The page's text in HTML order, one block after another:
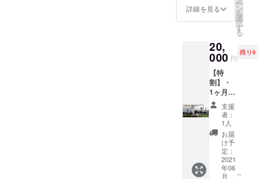
す。 ※
称は、
必ず支
済ペー
ジの
「備考
欄」に
記載し
てくだ
さい ※
広告へ
の表記
が不要
な場合
す。 ・
レセプ
ティー
へご招
待（6月
頃開催
予定）
※通常は
1ヶ月
¥20,000
です
が、特
別価格
でのご
提供で
す。
詳細を見る ー
ン
を
選
択
す
る
20,
000 円
残り9
【特
割】・
1ヶ月会
員権(6
月1日
(火)から
利用可
能)＋
「HAYA
-ASHI」
1ヶ月間
支援
者：
1人
お届
け予
定：
2021
年06
月
こ